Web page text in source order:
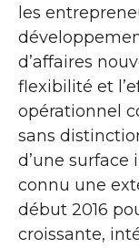
les
d’affaires
flexibilité et
opérationnel
sans
d’une surface
connu une
début 2016
croissante,